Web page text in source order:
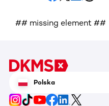
## missing element ##
Polska